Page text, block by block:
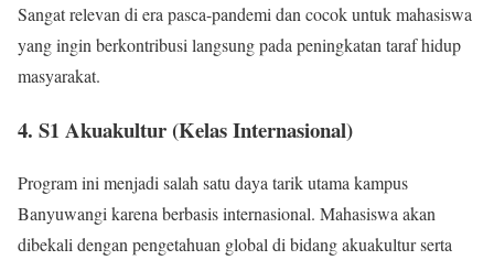
Sangat relevan di era pasca-pandemi dan cocok untuk mahasiswa
yang ingin berkontribusi langsung pada peningkatan taraf hidup
masyarakat.
4. S1 Akuakultur (Kelas Internasional)
Program ini menjadi salah satu daya tarik utama kampus
Banyuwangi karena berbasis internasional. Mahasiswa akan
dibekali dengan pengetahuan global di bidang akuakultur serta